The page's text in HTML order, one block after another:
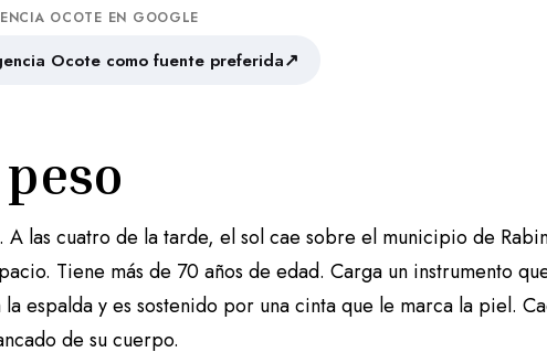
OCOTE EN GOOGLE
Ocote como fuente preferida↗
A las cuatro de la tarde, el sol cae sobre el municipio de
Tiene más de 70 años de edad. Carga un instrumento
la espalda y es sostenido por una cinta que le marca la piel.
de su cuerpo.